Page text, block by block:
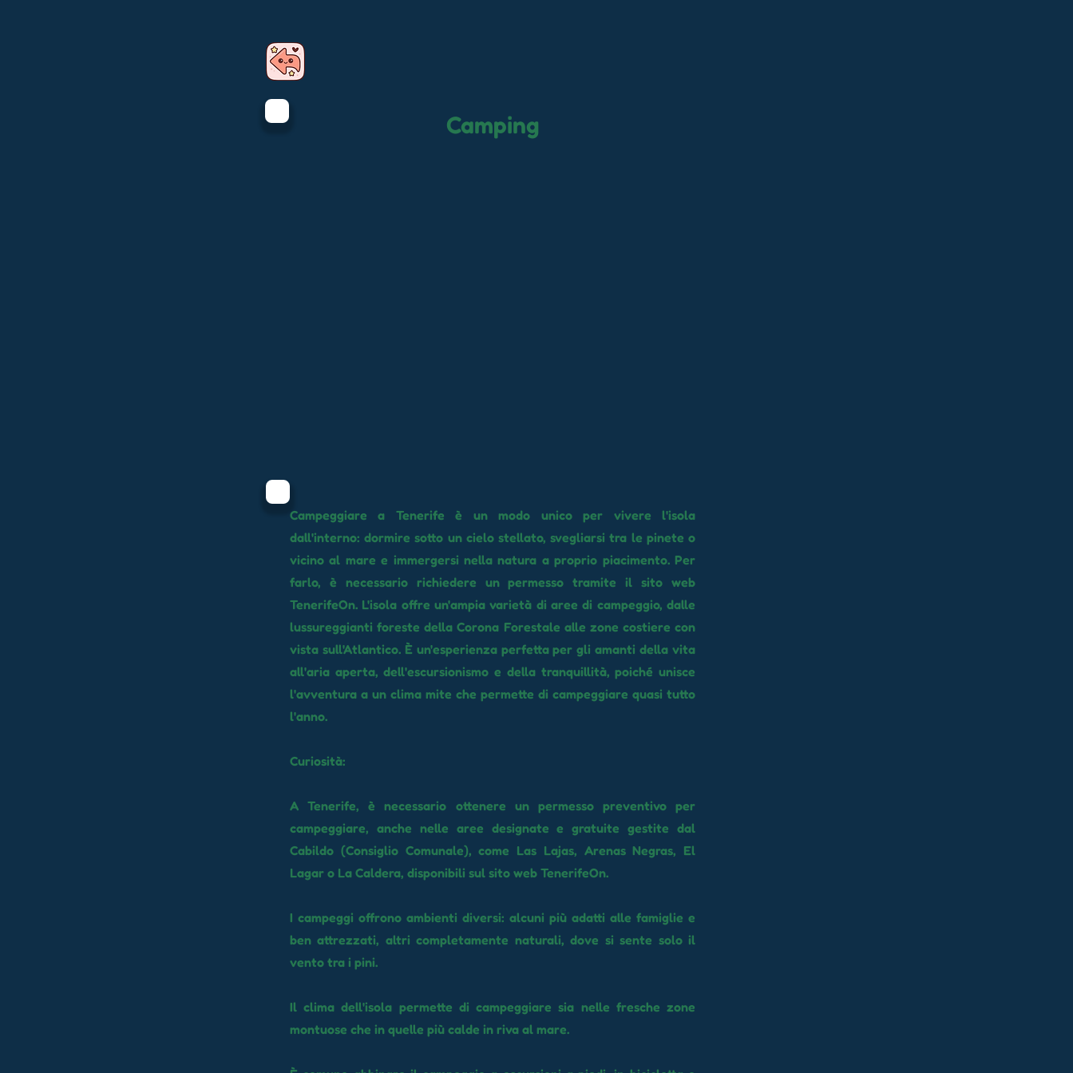
Camping
Campeggiare a Tenerife è un modo unico per vivere l'isola
dall'interno: dormire sotto un cielo stellato, svegliarsi tra le pinete o
vicino al mare e immergersi nella natura a proprio piacimento. Per
farlo, è necessario richiedere un permesso tramite il sito web
TenerifeOn. L'isola offre un'ampia varietà di aree di campeggio, dalle
lussureggianti foreste della Corona Forestale alle zone costiere con
vista sull'Atlantico. È un'esperienza perfetta per gli amanti della vita
all'aria aperta, dell'escursionismo e della tranquillità, poiché unisce
l'avventura a un clima mite che permette di campeggiare quasi tutto
l'anno.
Curiosità:
A Tenerife, è necessario ottenere un permesso preventivo per
campeggiare, anche nelle aree designate e gratuite gestite dal
Cabildo (Consiglio Comunale), come Las Lajas, Arenas Negras, El
Lagar o La Caldera, disponibili sul sito web TenerifeOn.
I campeggi offrono ambienti diversi: alcuni più adatti alle famiglie e
ben attrezzati, altri completamente naturali, dove si sente solo il
vento tra i pini.
Il clima dell'isola permette di campeggiare sia nelle fresche zone
montuose che in quelle più calde in riva al mare.